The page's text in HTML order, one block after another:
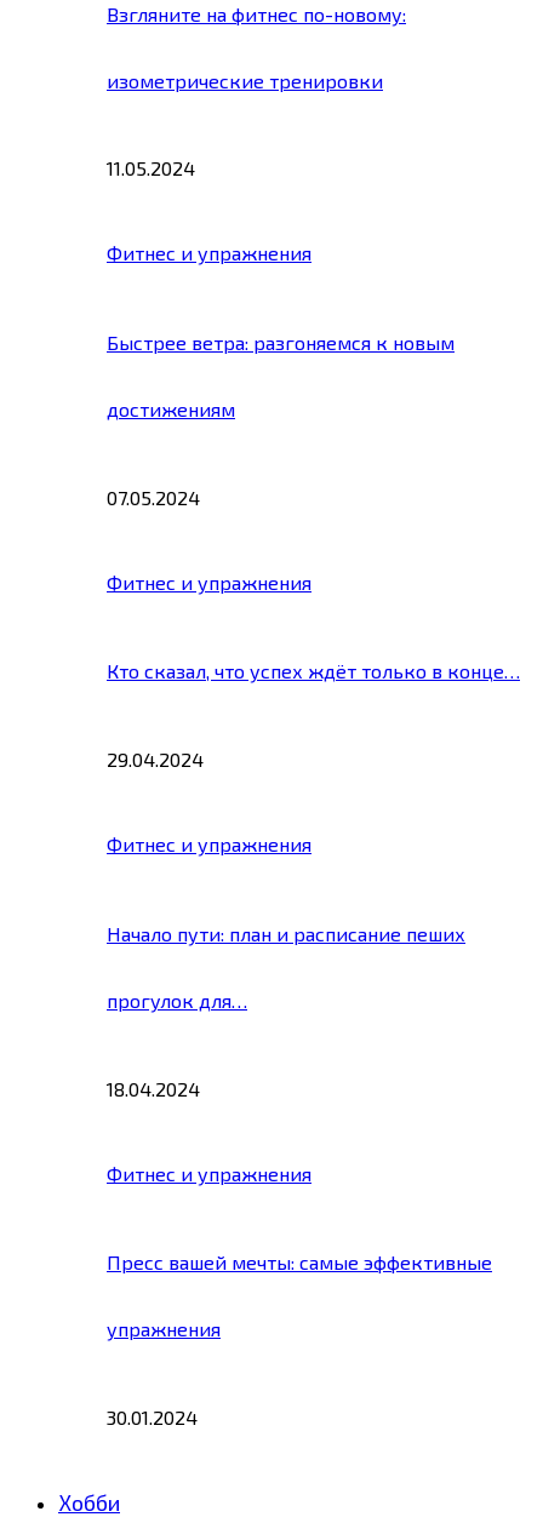
Взгляните на фитнес по-новому:
изометрические тренировки
11.05.2024
Фитнес и упражнения
Быстрее ветра: разгоняемся к новым
достижениям
07.05.2024
Фитнес и упражнения
Кто сказал, что успех ждёт только в конце…
29.04.2024
Фитнес и упражнения
Начало пути: план и расписание пеших
прогулок для…
18.04.2024
Фитнес и упражнения
Пресс вашей мечты: самые эффективные
упражнения
30.01.2024
Хобби